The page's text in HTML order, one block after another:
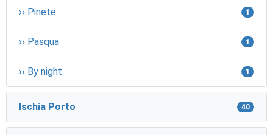
›› Pinete 1
›› Pasqua 1
›› By night 1
Ischia Porto 40